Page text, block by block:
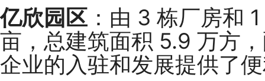
亿欣园区 ：由 3 栋厂房和
亩，总建筑面积 5.9 万方
企业的入驻和发展提供了